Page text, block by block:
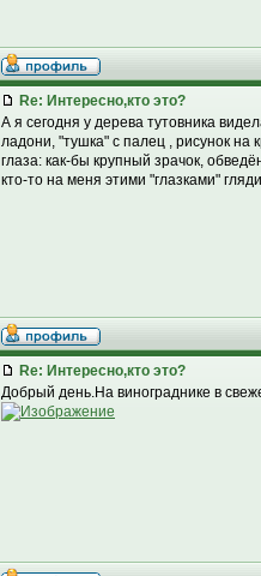
Re: Интересно,кто это?
А я сегодня у дерева тутовника
ладони, "тушка" с палец , рисунок
глаза: как-бы крупный зрачок,
кто-то на меня этими "глазками"
Re: Интересно,кто это?
Добрый день.На винограднике в